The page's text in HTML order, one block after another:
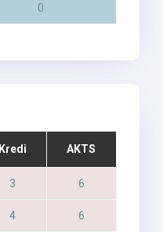
0
Kredi AKTS
3 6
4 6